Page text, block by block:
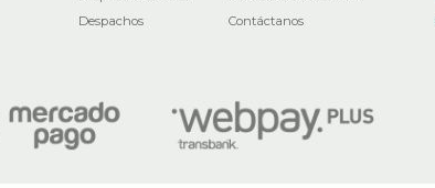
Despachos
Contáctanos